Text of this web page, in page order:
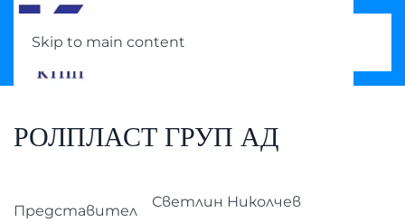
Skip to main content
РОЛПЛАСТ ГРУП АД
Представител
Светлин Николчев